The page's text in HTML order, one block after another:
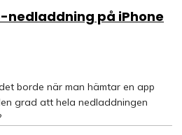
nedladdning på iPhone
borde när man hämtar en app
grad att hela nedladdningen